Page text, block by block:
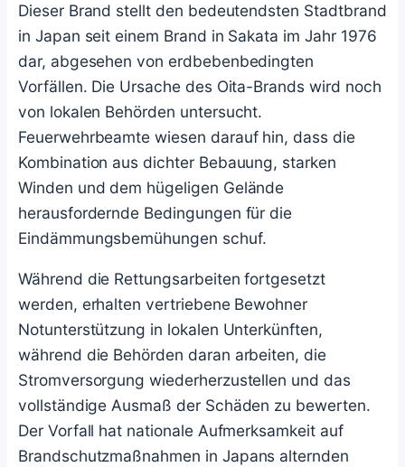
Dieser Brand stellt den bedeutendsten Stadtbrand
in Japan seit einem Brand in Sakata im Jahr 1976
dar, abgesehen von erdbebenbedingten
Vorfällen. Die Ursache des Oita-Brands wird noch
von lokalen Behörden untersucht.
Feuerwehrbeamte wiesen darauf hin, dass die
Kombination aus dichter Bebauung, starken
Winden und dem hügeligen Gelände
herausfordernde Bedingungen für die
Eindämmungsbemühungen schuf.
Während die Rettungsarbeiten fortgesetzt
werden, erhalten vertriebene Bewohner
Notunterstützung in lokalen Unterkünften,
während die Behörden daran arbeiten, die
Stromversorgung wiederherzustellen und das
vollständige Ausmaß der Schäden zu bewerten.
Der Vorfall hat nationale Aufmerksamkeit auf
Brandschutzmaßnahmen in Japans alternden